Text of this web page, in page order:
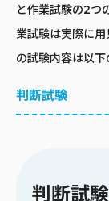
と作業試験の2つ
業試験は実際に
の試験内容は以下
判断試験
判断試験